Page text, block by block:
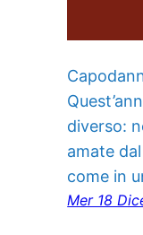
diverso:
amate
come in
Mer 18